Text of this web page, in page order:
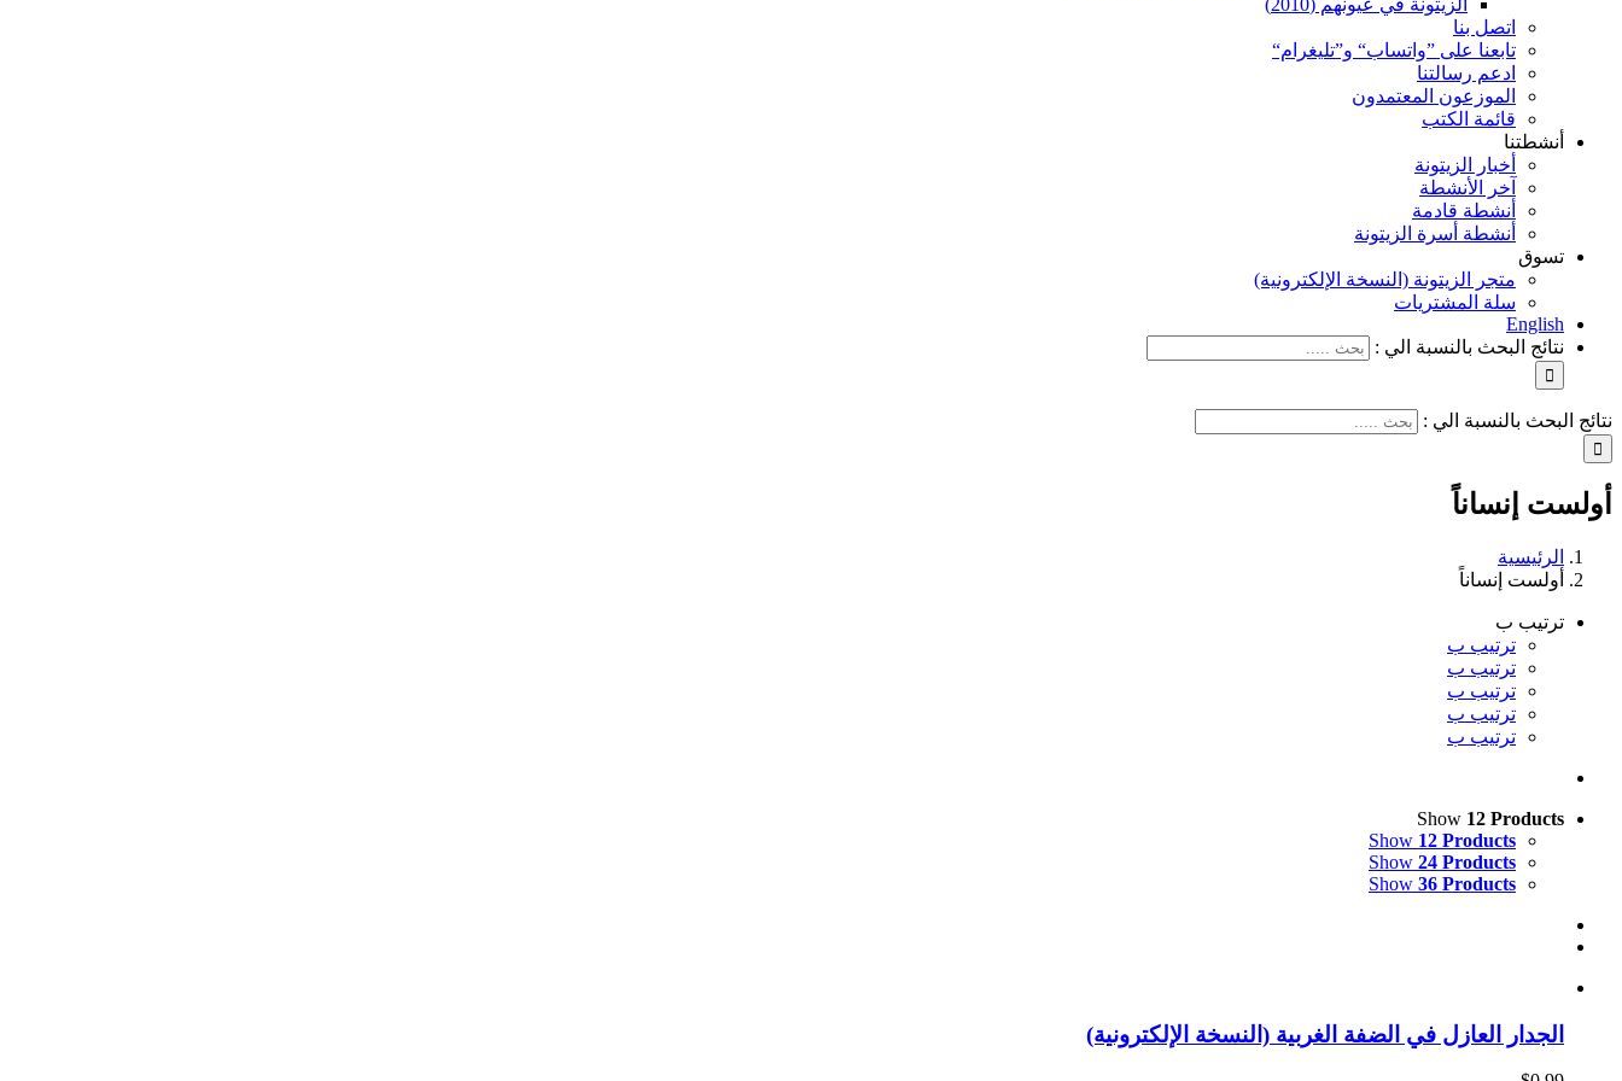
الزيتونة في عيونهم (2010)
اتصل بنا
تابعنا على ”واتساب“ و”تليغرام“
ادعم رسالتنا
الموزعون المعتمدون
قائمة الكتب
أنشطتنا
أخبار الزيتونة
آخر الأنشطة
أنشطة قادمة
أنشطة أسرة الزيتونة
تسوق
متجر الزيتونة (النسخة الإلكترونية)
سلة المشتريات
English
نتائج البحث بالنسبة الي :
نتائج البحث بالنسبة الي :
أولست إنساناً
الرئيسية
أولست إنساناً
ترتيب ب
ترتيب ب
ترتيب ب
ترتيب ب
ترتيب ب
ترتيب ب
Show 12 Products
Show 12 Products
Show 24 Products
Show 36 Products
الجدار العازل في الضفة الغربية (النسخة الإلكترونية)